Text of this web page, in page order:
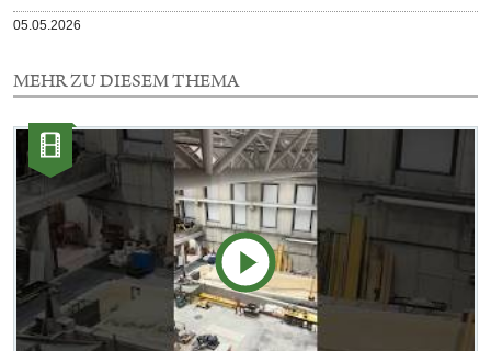
Veröffentlicht
05.05.2026
MEHR ZU DIESEM THEMA
Elemente
mit
dieser
Auswahl
Kategorie:
Videos